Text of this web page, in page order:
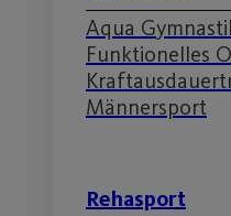
Aqua
Funktionelles
Männersport
Rehasport